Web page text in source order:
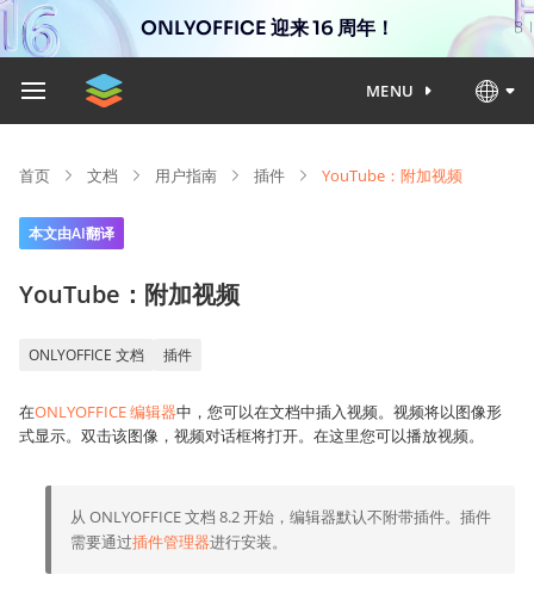
ONLYOFFICE 迎来 16 周年！
MENU
首页 文档 用户指南 插件 YouTube：附加视频
本文由AI翻译
YouTube：附加视频
ONLYOFFICE 文档 插件
在ONLYOFFICE 编辑器中，您可以在文档中插入视频。视频将以图像形
式显示。双击该图像，视频对话框将打开。在这里您可以播放视频。
从 ONLYOFFICE 文档 8.2 开始，编辑器默认不附带插件。插件
需要通过插件管理器进行安装。